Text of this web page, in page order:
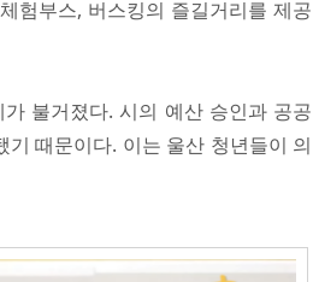
험부스, 버스킹의 즐길거리를 제공
불거졌다. 시의 예산 승인과 공공
때문이다. 이는 울산 청년들이 의